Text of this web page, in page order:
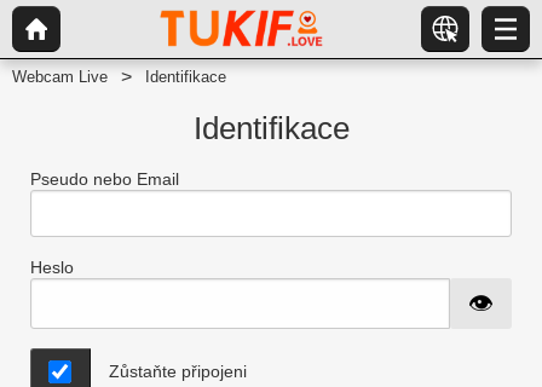
Webcam Live Identifikace
Identifikace
Pseudo nebo Email
Heslo
Zůstaňte připojeni